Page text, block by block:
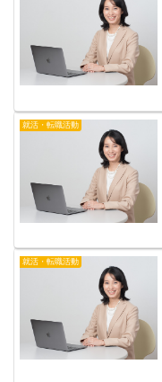
就活・転職活動
就活・転職活動